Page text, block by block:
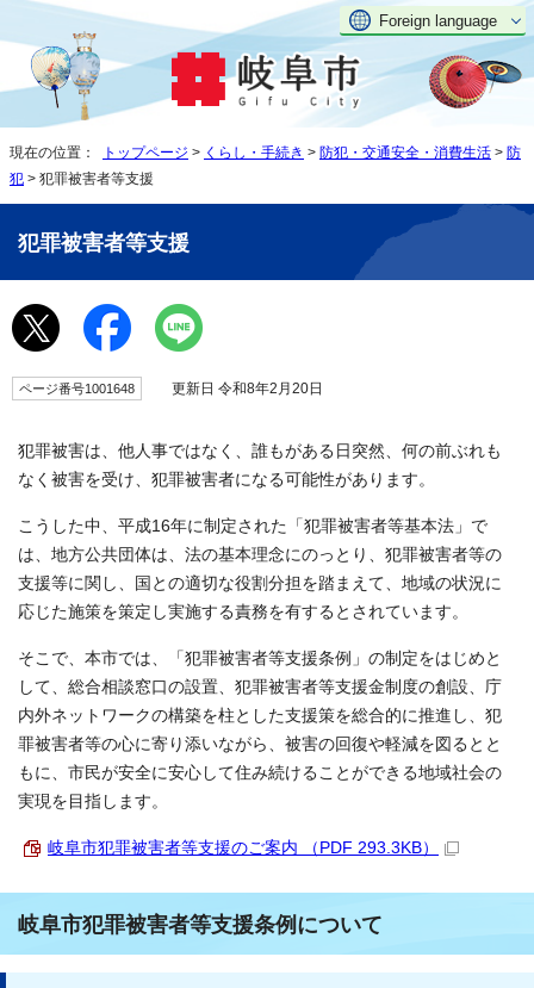
Foreign language
現在の位置： トップページ > くらし・手続き > 防犯・交通安全・消費生活 > 防
犯 > 犯罪被害者等支援
犯罪被害者等支援
ページ番号1001648 更新日 令和8年2月20日
犯罪被害は、他人事ではなく、誰もがある日突然、何の前ぶれも
なく被害を受け、犯罪被害者になる可能性があります。
こうした中、平成16年に制定された「犯罪被害者等基本法」で
は、地方公共団体は、法の基本理念にのっとり、犯罪被害者等の
支援等に関し、国との適切な役割分担を踏まえて、地域の状況に
応じた施策を策定し実施する責務を有するとされています。
そこで、本市では、「犯罪被害者等支援条例」の制定をはじめと
して、総合相談窓口の設置、犯罪被害者等支援金制度の創設、庁
内外ネットワークの構築を柱とした支援策を総合的に推進し、犯
罪被害者等の心に寄り添いながら、被害の回復や軽減を図るとと
もに、市民が安全に安心して住み続けることができる地域社会の
実現を目指します。
岐阜市犯罪被害者等支援のご案内 （PDF 293.3KB）
岐阜市犯罪被害者等支援条例について